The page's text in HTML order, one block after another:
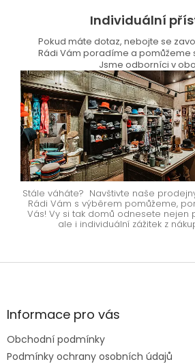
Individuální
Pokud máte dotaz, nebojte se
Rádi Vám poradíme a pomůžeme
Jsme odborníci v
Stále váháte? Navštivte naše
Rádi Vám s výběrem pomůžeme,
Vás! Vy si tak domů odnesete nejen
ale i individuální zážitek z
Z
aInformace pro vás
Obchodní podmínky
Podmínky ochrany osobních údajů